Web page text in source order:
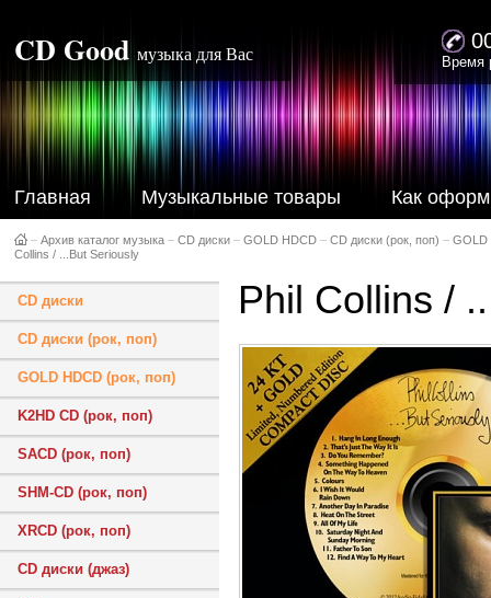
CD Good музыка для Вас Время
Главная Музыкальные товары Как
– Архив каталог музыка – CD диски – GOLD HDCD – CD диски (рок, поп) – GOLD
Collins / ...But Seriously
CD диски
CD диски (рок, поп)
GOLD HDCD (рок, поп)
K2HD CD (рок, поп)
SACD (рок, поп)
SHM-CD (рок, поп)
XRCD (рок, поп)
CD диски (джаз)
Phil Collins /